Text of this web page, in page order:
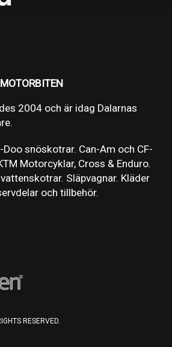
2004 och är idag Dalarnas
snöskotrar. Can-Am och CF-
Motorcyklar, Cross & Enduro.
Släpvagnar. Kläder
och tillbehör.
RESERVED.